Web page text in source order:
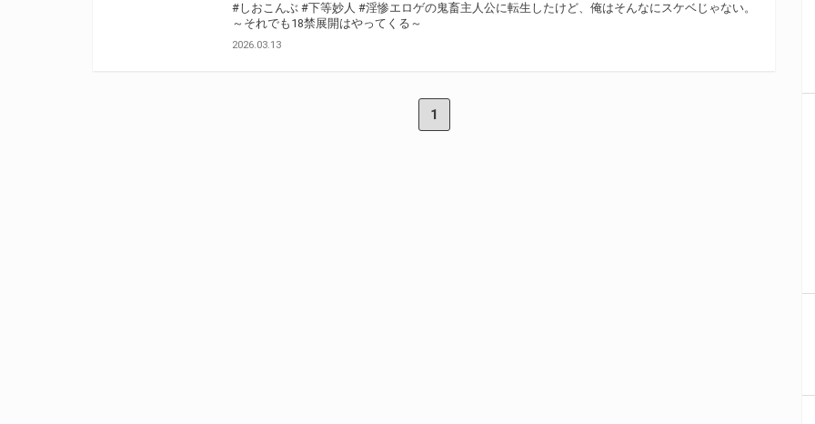
#しおこんぶ #下等妙人 #淫惨エロゲの鬼畜主人公に転生したけど、俺はそんなにスケベじゃない。
～それでも18禁展開はやってくる～
2026.03.13
1